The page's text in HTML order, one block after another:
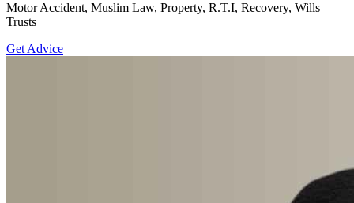
Motor Accident, Muslim Law, Property, R.T.I, Recovery, Wills
Trusts
Get Advice